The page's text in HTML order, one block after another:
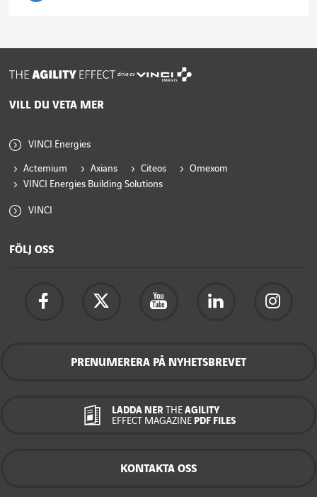
drivs av
VILL DU VETA MER
VINCI Energies
Actemium Axians Citeos
Omexom
VINCI Energies Building Solutions
VINCI
FÖLJ OSS
PRENUMERERA PÅ NYHETSBREVET
LADDA NER THEAGILITY
EFFECT MAGAZINEPDF FILES
KONTAKTA OSS